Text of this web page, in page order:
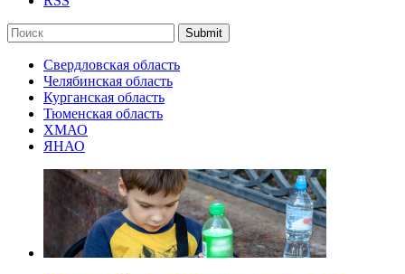
Submit
Свердловская область
Челябинская область
Курганская область
Тюменская область
ХМАО
ЯНАО